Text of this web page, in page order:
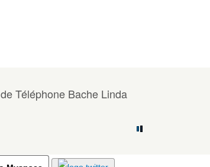
Téléphone Bache Linda